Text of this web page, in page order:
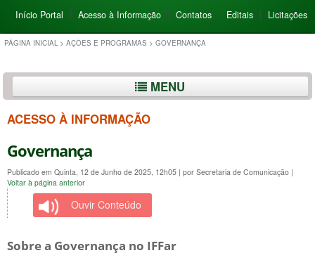
Início Portal Acesso à Informação Contatos Editais Licitações
PÁGINA INICIAL > AÇÕES E PROGRAMAS > GOVERNANÇA
MENU
ACESSO À INFORMAÇÃO
Governança
Publicado em Quinta, 12 de Junho de 2025, 12h05 | por Secretaria de Comunicação |
Voltar à página anterior
Ouvir Conteúdo
Sobre a Governança no IFFar